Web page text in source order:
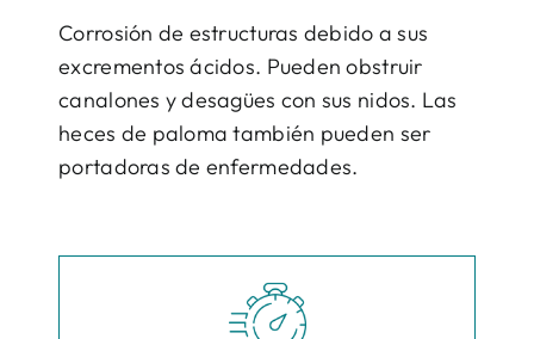
Corrosión de estructuras debido a sus
excrementos ácidos. Pueden obstruir
canalones y desagües con sus nidos. Las
heces de paloma también pueden ser
portadoras de enfermedades.